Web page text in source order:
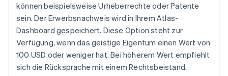
können beispielsweise Urheberrechte oder Patente
sein. Der Erwerbsnachweis wird in Ihrem Atlas-
Dashboard gespeichert. Diese Option steht zur
Verfügung, wenn das geistige Eigentum einen Wert von
100 USD oder weniger hat. Bei höherem Wert empfiehlt
sich die Rücksprache mit einem Rechtsbeistand.